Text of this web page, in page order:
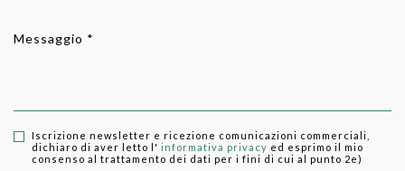
Messaggio *
Iscrizione newsletter e ricezione comunicazioni commerciali,
dichiaro di aver letto l' informativa privacy ed esprimo il mio
consenso al trattamento dei dati per i fini di cui al punto 2e)